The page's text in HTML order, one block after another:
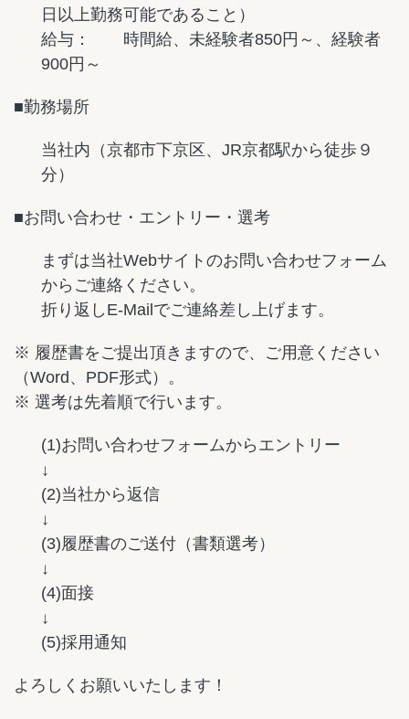
日以上勤務可能であること）
給与： 時間給、未経験者850円～、経験者
900円～
■勤務場所
当社内（京都市下京区、JR京都駅から徒歩９
分）
■お問い合わせ・エントリー・選考
まずは当社Webサイトのお問い合わせフォーム
からご連絡ください。
折り返しE-Mailでご連絡差し上げます。
※ 履歴書をご提出頂きますので、ご用意ください
（Word、PDF形式）。
※ 選考は先着順で行います。
(1)お問い合わせフォームからエントリー
↓
(2)当社から返信
↓
(3)履歴書のご送付（書類選考）
↓
(4)面接
↓
(5)採用通知
よろしくお願いいたします！